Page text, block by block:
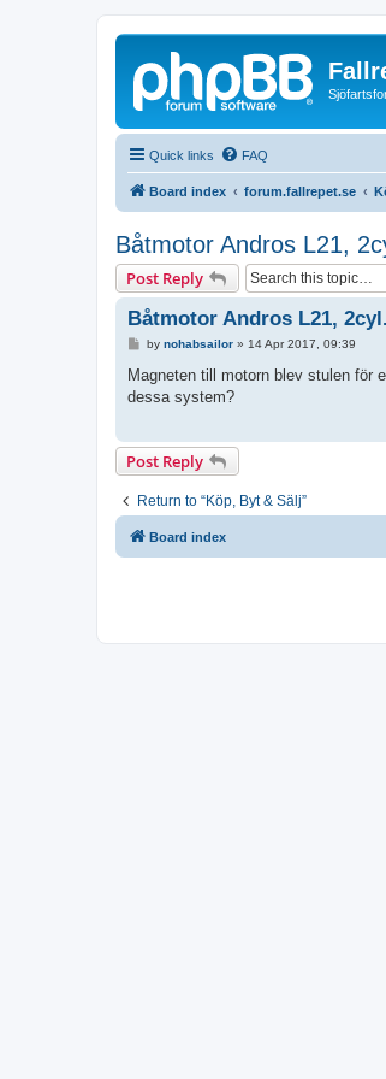
Quick links FAQ
Board index forum.fallrepet.se
Båtmotor Andros L21,
Post Reply
Båtmotor Andros L21,
P
s
by nohabsailor» 14 Apr 2017, 09:39
Magneten till motorn blev stulen för
dessa system?
Post Reply
Return to “Köp, Byt & Sälj”
Board index